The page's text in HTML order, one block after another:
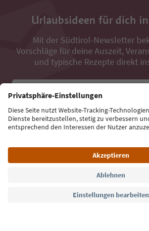
Urlaubsideen für dich
Mit der Südtirol-Newsletter
Vorschläge für deine Auszeit,
und typische Rezepte direkt
E-Mail Adresse
Jetzt anmelden